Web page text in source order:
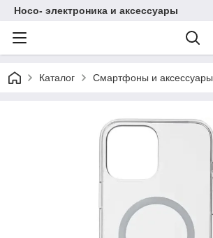
Hoco- электроника и аксессуары
Каталог Смартфоны и аксессуары